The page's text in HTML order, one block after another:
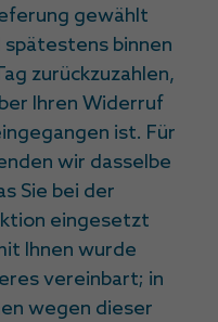
gewählt
spätestens binnen
zurückzuzahlen,
Ihren Widerruf
ist. Für
wir dasselbe
Sie bei der
eingesetzt
Ihnen wurde
vereinbart; in
wegen dieser